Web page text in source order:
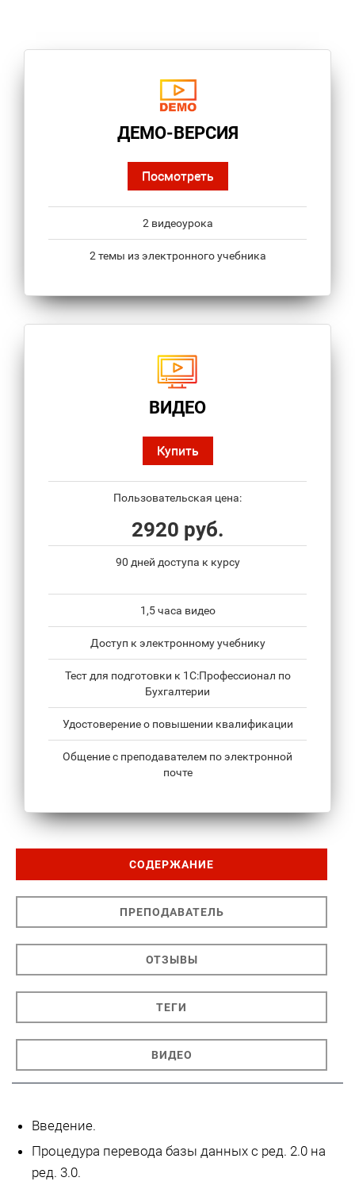
ДЕМО-ВЕРСИЯ
Посмотреть
2 видеоурока
2 темы из электронного учебника
ВИДЕО
Купить
Пользовательская цена:
2920 руб.
90 дней доступа к курсу
1,5 часа видео
Доступ к электронному учебнику
Тест для подготовки к 1С:Профессионал по
Бухгалтерии
Удостоверение о повышении квалификации
Общение с преподавателем по электронной
почте
СОДЕРЖАНИЕ
ПРЕПОДАВАТЕЛЬ
ОТЗЫВЫ
ТЕГИ
ВИДЕО
Введение.
Процедура перевода базы данных с ред. 2.0 на
ред. 3.0.